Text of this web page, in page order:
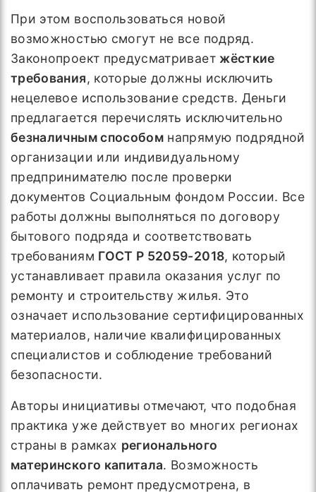
При этом воспользоваться новой
возможностью смогут не все подряд.
Законопроект предусматриваетжёсткие
требования, которые должны исключить
нецелевое использование средств. Деньги
предлагается перечислять исключительно
безналичным способом напрямую подрядной
организации или индивидуальному
предпринимателю после проверки
документов Социальным фондом России. Все
работы должны выполняться по договору
бытового подряда и соответствовать
требованиям ГОСТ Р 52059-2018, который
устанавливает правила оказания услуг по
ремонту и строительству жилья. Это
означает использование сертифицированных
материалов, наличие квалифицированных
специалистов и соблюдение требований
безопасности.
Авторы инициативы отмечают, что подобная
практика уже действует во многих регионах
страны в рамках регионального
материнского капитала. Возможность
оплачивать ремонт предусмотрена, в